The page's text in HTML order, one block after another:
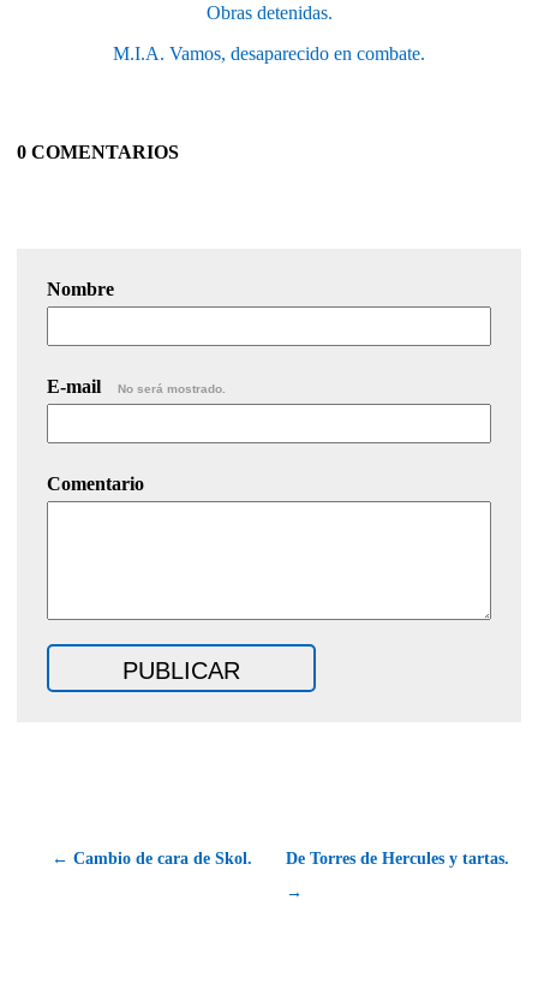
Obras detenidas.
M.I.A. Vamos, desaparecido en combate.
0 COMENTARIOS
Nombre
E-mail No será mostrado.
Comentario
← Cambio de cara de Skol.
De Torres de Hercules y tartas.
→